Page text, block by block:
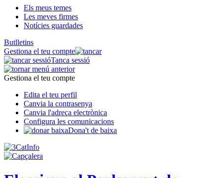
Els meus temes
Les meves firmes
Notícies guardades
Butlletins
Gestiona el teu compte
Tanca sessió
Gestiona el teu compte
Edita el teu perfil
Canvia la contrasenya
Canvia l'adreça electrònica
Configura les comunicacions
Dona't de baixa